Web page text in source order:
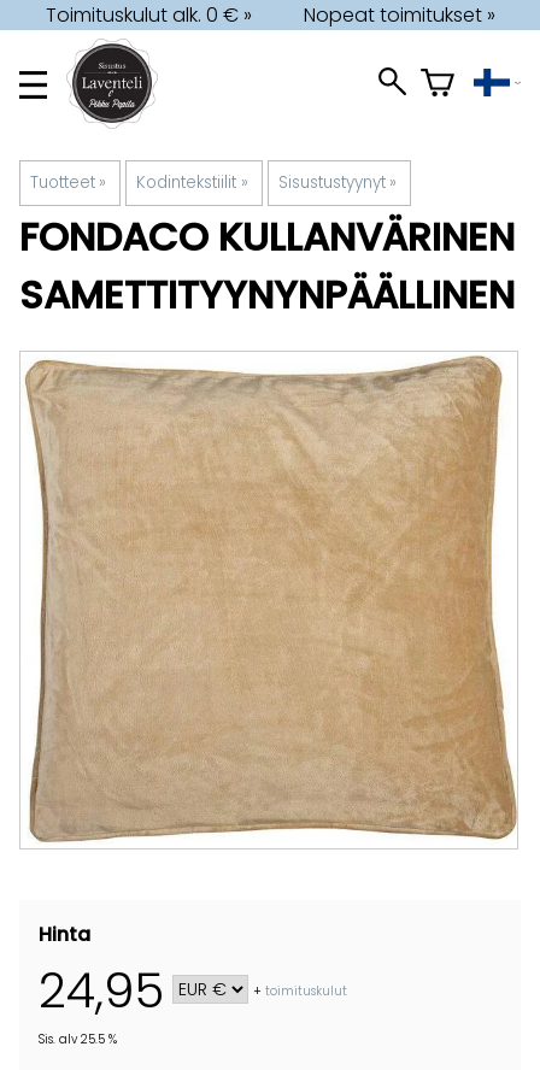
Toimituskulut alk. 0 € » Nopeat toimitukset »
Tuotteet ‪» Kodintekstiilit ‪» Sisustustyynyt ‪»
FONDACO KULLANVÄRINEN
SAMETTITYYNYNPÄÄLLINEN
Hinta
24,95 +toimituskulut
Sis. alv 25.5 %